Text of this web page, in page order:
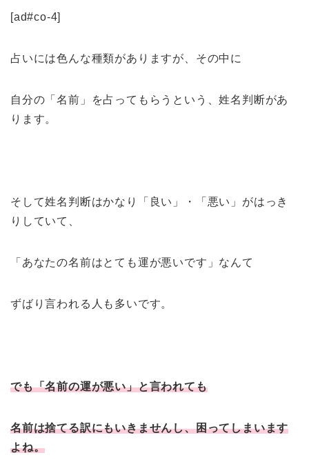
[ad#co-4]
占いには色んな種類がありますが、その中に
自分の「名前」を占ってもらうという、姓名判断があ
ります。
そして姓名判断はかなり「良い」・「悪い」がはっき
りしていて、
「あなたの名前はとても運が悪いです」なんて
ずばり言われる人も多いです。
でも「名前の運が悪い」と言われても
名前は捨てる訳にもいきませんし、困ってしまいます
よね。